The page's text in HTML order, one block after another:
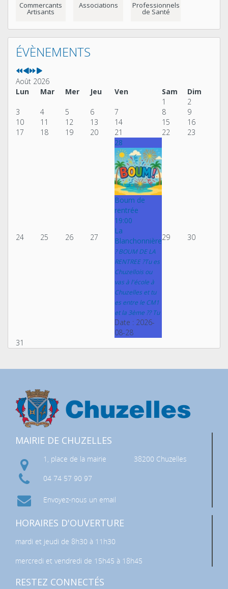
Commercants
Artisants
Associations Professionnels
de Santé
ÉVÈNEMENTS
Année
précédente
Mois
précédent
Année
suivante
Mois
suivant
Août 2026
Lun
Mar Mer Jeu Ven Sam
Dim
1
2
3
4 5 6 7 8
9
10
11 12 13 14 15
16
17
18 19 20 21 22 23
24 25 26 27
28
Boum de
rentrée
19:00
La
Blanchonnière
? BOUM DE LA
RENTREE ?Tu es
Chuzellois ou
vas à l'école à
Chuzelles et tu
es entre le CM1
et la 3ème ?? Tu
Date : 2026-
08-28
29 30
31
MAIRIE DE CHUZELLES
1, place de la mairie
38200 Chuzelles
04 74 57 90 97
Envoyez-nous un email
HORAIRES D'OUVERTURE
mardi et jeudi de 8h30 à 11h30
mercredi et vendredi de 15h45 à 18h45
RESTEZ CONNECTÉS